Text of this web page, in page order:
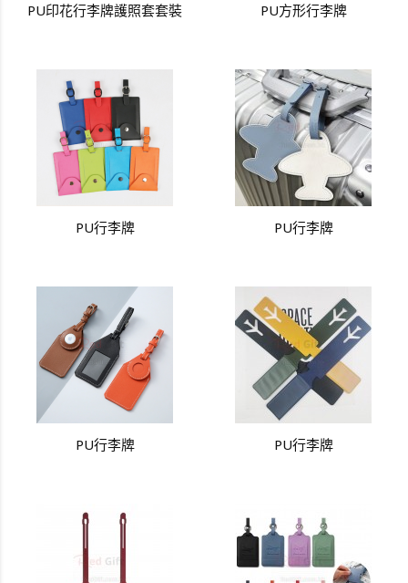
PU印花行李牌護照套套裝 PU方形行李牌
PU行李牌 PU行李牌
PU行李牌 PU行李牌